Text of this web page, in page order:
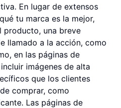
En lugar de extensos
tu marca es la mejor,
producto, una breve
llamado a la acción, como
en las páginas de
imágenes de alta
que los clientes
comprar, como
Las páginas de